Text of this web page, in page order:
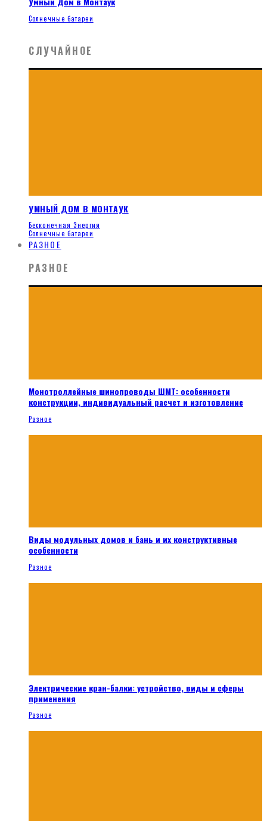
Солнечные батареи
СЛУЧАЙНОЕ
УМНЫЙ ДОМ В МОНТАУК
Бесконечная Энергия
Солнечные батареи
РАЗНОЕ
РАЗНОЕ
Монотроллейные шинопроводы ШМТ: особенности
конструкции, индивидуальный расчет и изготовление
Разное
Виды модульных домов и бань и их конструктивные
особенности
Разное
Электрические кран-балки: устройство, виды и сферы
применения
Разное